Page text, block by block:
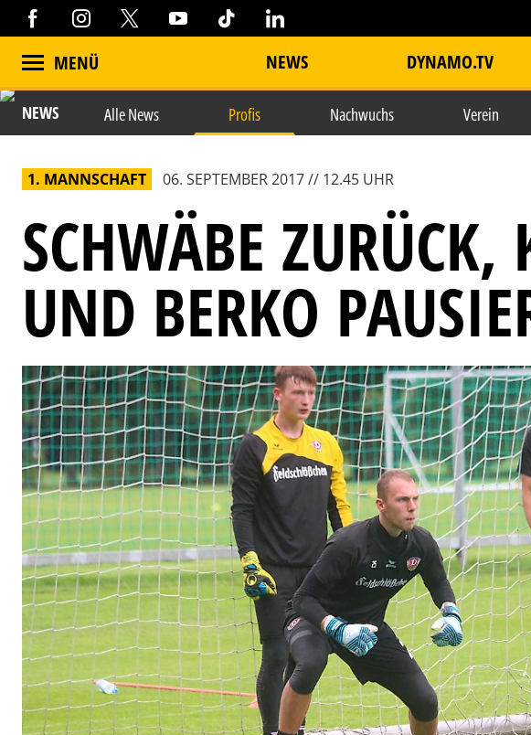
MENÜ NEWS DYNAMO.TV
NEWS Alle News Profis Nachwuchs Verein
1. MANNSCHAFT 06. SEPTEMBER 2017 // 12.45 UHR
SCHWÄBE ZURÜCK,
UND BERKO